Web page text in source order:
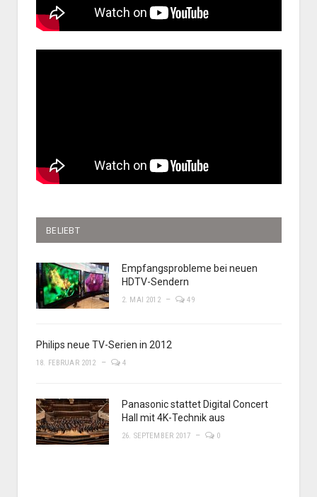
BELIEBT
Empfangsprobleme bei neuen
HDTV-Sendern
2. MAI 2012 49
Philips neue TV-Serien in 2012
18. FEBRUAR 2012 4
Panasonic stattet Digital Concert
Hall mit 4K-Technik aus
26. SEPTEMBER 2017 0